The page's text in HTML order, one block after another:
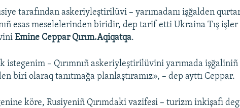
tarafından askeriyleştirilüvi – yarımadanı işğalden
esas meselelerinden biridir, dep tarif etti Ukraina Tış
Emine Ceppar Qırım.Aqiqatqa.
istegenim – Qırımnıñ askeriyleştirilüvini yarımada işğaliniñ
biri olaraq tanıtmağa planlaştıramız», – dep ayttı Ceppar.
köre, Rusiyeniñ Qırımdaki vazifesi – turizm inkişafı